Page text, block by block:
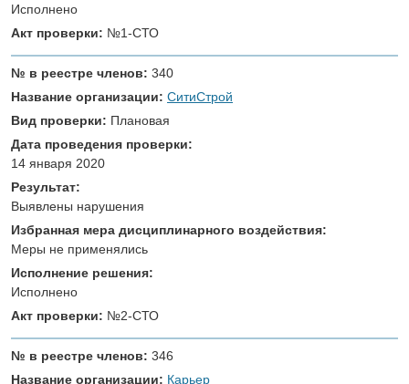
Исполнено
Акт проверки: №1-СТО
№ в реестре членов: 340
Название организации: СитиСтрой
Вид проверки: Плановая
Дата проведения проверки:
14 января 2020
Результат:
Выявлены нарушения
Избранная мера дисциплинарного воздействия:
Меры не применялись
Исполнение решения:
Исполнено
Акт проверки: №2-СТО
№ в реестре членов: 346
Название организации: Карьер